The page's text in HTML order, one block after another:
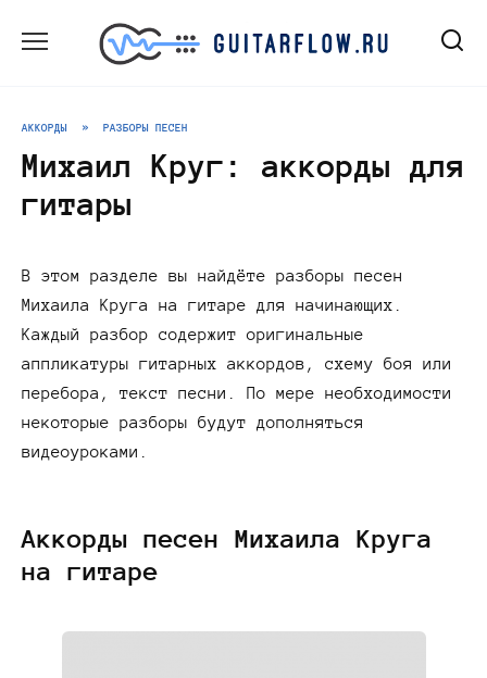
АККОРДЫ » РАЗБОРЫ ПЕСЕН
Михаил Круг: аккорды для
гитары
В этом разделе вы найдёте разборы песен
Михаила Круга на гитаре для начинающих.
Каждый разбор содержит оригинальные
аппликатуры гитарных аккордов, схему боя или
перебора, текст песни. По мере необходимости
некоторые разборы будут дополняться
видеоуроками.
Аккорды песен Михаила Круга
на гитаре